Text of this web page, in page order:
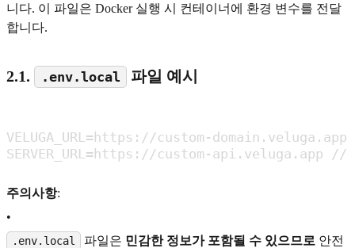
니다. 이 파일은 Docker 실행 시 컨테이너에 환경 변수를 전달
합니다.
2.1. .env.local 파일 예시
VELUGA_URL=https://custom-
SERVER_URL=https://custom-api.veluga.app //
주의사항:
•
.env.local 파일은 민감한 정보가 포함될 수 있으므로 안전